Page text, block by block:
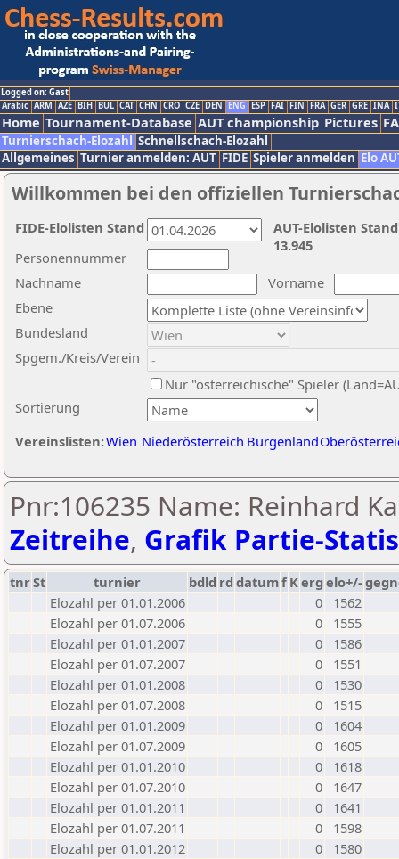
Logged on: Gast
Arabic ARM AZE BIH BUL CAT CHN CRO CZE DEN ENG ESP FAI FIN FRA GER GRE INA
Home Tournament-Database AUT championship Pictures
Turnierschach-Elozahl Schnellschach-Elozahl
Allgemeines Turnier anmelden: AUT FIDE Spieler anmelden Elo
Willkommen bei den offiziellen
Nachname
Vorname
Ebene
Sortierung
Personennummer
Bundesland
Spgem./Kreis/Verein
Nur "österreichische" Spieler
Vereinslisten:Wien Niederösterreich Burgenland
AUT-Elolisten
13.945
FIDE-Elolisten Stand
Pnr:106235 Name: Reinhard
Zeitreihe, Grafik Partie-
tnrSt turnier bdld rd datumf Kerg elo+/-
Elozahl per 01.01.2006
0
1562
Elozahl per 01.07.2006
0
1555
Elozahl per 01.01.2007
0
1586
Elozahl per 01.07.2007
0
1551
Elozahl per 01.01.2008
0
1530
Elozahl per 01.07.2008
0
1515
Elozahl per 01.01.2009
0
1604
Elozahl per 01.07.2009
0
1605
Elozahl per 01.01.2010
0
1618
Elozahl per 01.07.2010
0
1647
Elozahl per 01.01.2011
0
1641
Elozahl per 01.07.2011
0
1598
Elozahl per 01.01.2012
0
1580